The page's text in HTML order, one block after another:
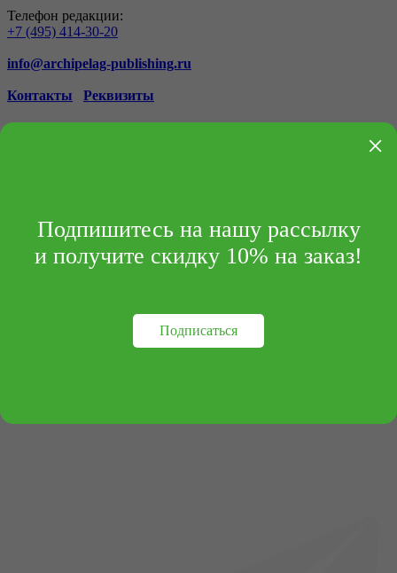
Телефон редакции:
+7 (495) 414-30-20
info@archipelag-publishing.ru
Контакты Реквизиты
×
Подпишитесь на нашу рассылку
и получите скидку 10% на заказ!
Подписаться